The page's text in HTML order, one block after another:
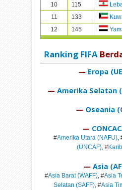
10
115
11
133
12
145
Ranking FIFA
— Eropa
— Amerika Selatan
— Oseania
—
#Amerika Utara (NAFU) ,
(UNCAF), #
—Asia
#Asia Barat (WAFF) , #Asia
Selatan (SAFF), #Asia